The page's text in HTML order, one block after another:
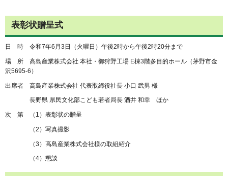
表彰状贈呈式
日 時 令和7年6月3日（火曜日）午後2時から午後2時20分まで
場 所 高島産業株式会社 本社・御狩野工場 E棟3階多目的ホール（茅野市金
沢5695-6）
出席者 高島産業株式会社 代表取締役社長 小口 武男 様
長野県 県民文化部こども若者局長 酒井 和幸 ほか
次 第 （1）表彰状の贈呈
（2）写真撮影
（3）高島産業株式会社様の取組紹介
（4）懇談